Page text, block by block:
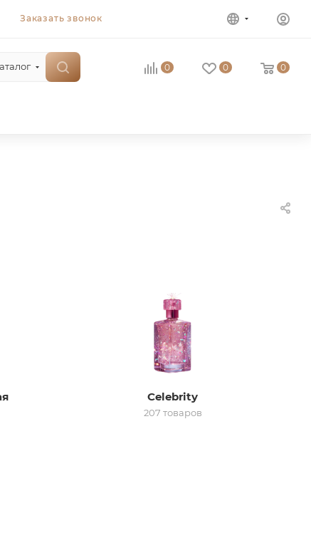
Заказать звонок
0 0 0
Celebrity
207 товаров